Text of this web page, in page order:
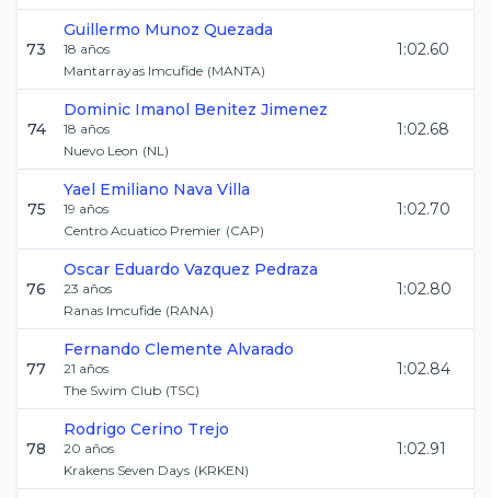
73
Guillermo Munoz Quezada
18 años
Mantarrayas Imcufide (MANTA)
1:02.60
74
Dominic Imanol Benitez Jimenez
18 años
Nuevo Leon (NL)
1:02.68
75
Yael Emiliano Nava Villa
19 años
Centro Acuatico Premier (CAP)
1:02.70
76
Oscar Eduardo Vazquez Pedraza
23 años
Ranas Imcufide (RANA)
1:02.80
77
Fernando Clemente Alvarado
21 años
The Swim Club (TSC)
1:02.84
78
Rodrigo Cerino Trejo
20 años
Krakens Seven Days (KRKEN)
1:02.91